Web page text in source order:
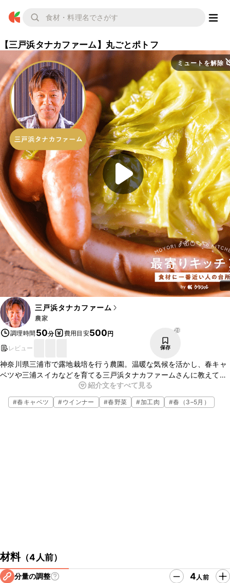
【三戸浜タナカファーム】丸ごとポトフ
ミュートを解除
三戸浜タナカファーム
農家
調理時間 50分 費用目安500円
レビュー
29
保存
神奈川県三浦市で露地栽培を行う農園。温暖な気候を活かし、春キャ
ベツや三浦スイカなどを育てる三戸浜タナカファームさんに教えてい
ただいたレシピ、丸ごとポトフのご紹介です。春キャベツを丸ごと
使った、優しい味わいの絶品ポトフ。ぜひこの機会に作ってみてくだ
さいね。
紹介文をすべて見る
#春キャベツ #ウインナー #春野菜 #加工肉 #春（3–5月）
材料（4人前）
分量の調整 4人前